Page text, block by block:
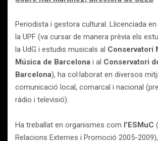
Periodista i gestora cultural. Llicenciada
la UPF (va cursar de manera prèvia els
la UdG i estudis musicals al Conservatori
Música de Barcelona i al Conservatori
Barcelona), ha col·laborat en diversos
comunicació local, comarcal i nacional
ràdio i televisió).
Ha treballat en organismes com l’ESMuC
Relacions Externes i Promoció 2005-